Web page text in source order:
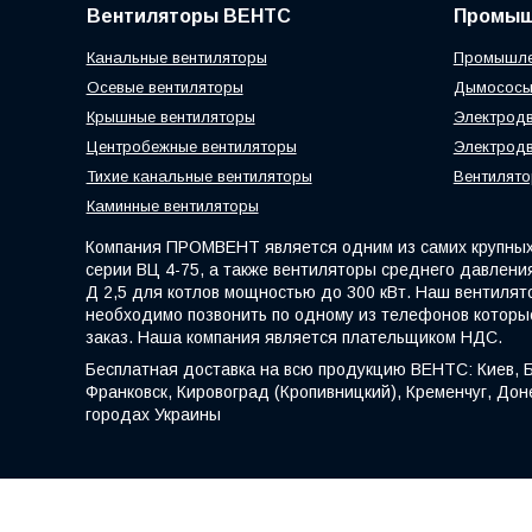
Вентиляторы ВЕНТС
Канальные вентиляторы
Осевые вентиляторы
Крышные вентиляторы
Центробежные вентиляторы
Тихие канальные вентиляторы
Каминные вентиляторы
Дымососы
Компания ПРОМВЕНТ является одним из самих
серии ВЦ 4-75, а также вентиляторы среднего
Д 2,5 для котлов мощностью до 300 кВт. Наш
необходимо позвонить по одному из телефонов
заказ. Наша компания является плательщиком НДС.
Бесплатная доставка на всю продукцию ВЕНТС: Киев,
Франковск, Кировоград (Кропивницкий), Кременчуг,
городах Украины